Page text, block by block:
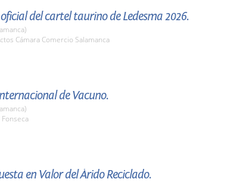
del cartel taurino de Ledesma 2026.
Cámara Comercio Salamanca
de Vacuno.
Fonseca
en Valor del Árido Reciclado.